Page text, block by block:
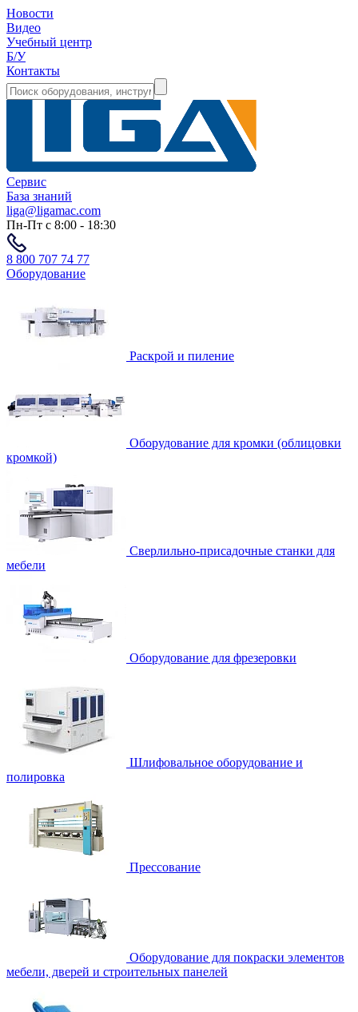
Новости
Видео
Учебный центр
Б/У
Контакты
Сервис
База знаний
liga@ligamac.com
Пн-Пт с 8:00 - 18:30
8 800 707 74 77
Оборудование
Раскрой и пиление
Оборудование для кромки (облицовки
кромкой)
Сверлильно-присадочные станки для
мебели
Оборудование для фрезеровки
Шлифовальное оборудование и
полировка
Прессование
Оборудование для покраски элементов
мебели, дверей и строительных панелей